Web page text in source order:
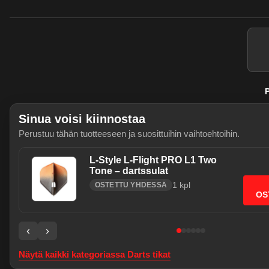
Sinua voisi kiinnostaa
Perustuu tähän tuotteeseen ja suosittuihin vaihtoehtoihin.
L-Style L-Flight PRO L1 Two
Tone – dartssulat
OSTETTU YHDESSÄ 1 kpl
‹ ›
Näytä kaikki kategoriassa Darts tikat
Käytämme välttämättömiä
sallia myös tilastointievästeet